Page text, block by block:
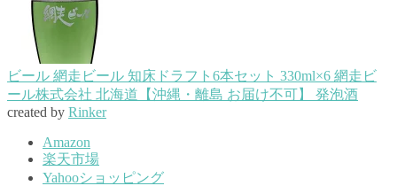
ビール 網走ビール 知床ドラフト6本セット 330ml×6 網走ビ
ール株式会社 北海道【沖縄・離島 お届け不可】 発泡酒
created by Rinker
Amazon
楽天市場
Yahooショッピング